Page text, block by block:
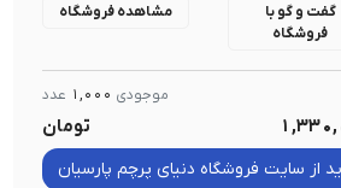
گفت و گو با
فروشگاه
مشاهده فروشگاه
موجودی 1,000 عدد
تومان
از سایت فروشگاه دنیای پرچم پارسیان